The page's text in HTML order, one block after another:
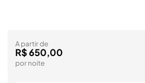
A partir de
R$ 650,00
por noite